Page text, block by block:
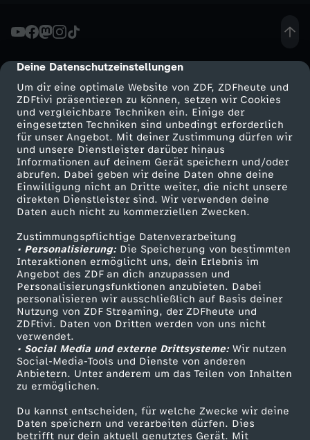
cmp-dialog-description
Deine Datenschutzeinstellungen
Um dir eine optimale Website von ZDF, ZDFheute und
ZDFtivi präsentieren zu können, setzen wir Cookies
und vergleichbare Techniken ein. Einige der
eingesetzten Techniken sind unbedingt erforderlich
für unser Angebot. Mit deiner Zustimmung dürfen wir
und unsere Dienstleister darüber hinaus
Informationen auf deinem Gerät speichern und/oder
abrufen. Dabei geben wir deine Daten ohne deine
Einwilligung nicht an Dritte weiter, die nicht unsere
direkten Dienstleister sind. Wir verwenden deine
Daten auch nicht zu kommerziellen Zwecken.
Zustimmungspflichtige Datenverarbeitung
• Personalisierung:Die Speicherung von bestimmten
Interaktionen ermöglicht uns, dein Erlebnis im
Angebot des ZDF an dich anzupassen und
Personalisierungsfunktionen anzubieten. Dabei
personalisieren wir ausschließlich auf Basis deiner
Nutzung von ZDF Streaming, der ZDFheute und
ZDFtivi. Daten von Dritten werden von uns nicht
verwendet.
• Social Media und externe Drittsysteme:Wir nutzen
Social-Media-Tools und Dienste von anderen
Anbietern. Unter anderem um das Teilen von Inhalten
zu ermöglichen.
Du kannst entscheiden, für welche Zwecke wir deine
Daten speichern und verarbeiten dürfen. Dies
betrifft nur dein aktuell genutztes Gerät. Mit
n
G
o
t
t
,
i
c
h
g
l
a
Mehr ZDF
ZDF-Apps
Smart TV
ZDFtext
Livestreams
Sendungen A-Z
TV-Programm
Service
ZDFmitreden
Kontakt zum ZDF
Tickets
Zuschauerservice
Hilfe
ZDF Unternehmen
Karriere
ZDF goes Schule